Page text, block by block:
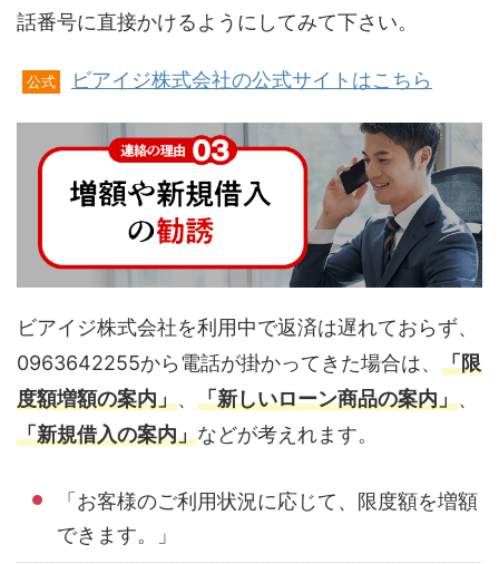
話番号に直接かけるようにしてみて下さい。
公式 ビアイジ株式会社の公式サイトはこちら
ビアイジ株式会社を利用中で返済は遅れておらず、
0963642255から電話が掛かってきた場合は、 「限
度額増額の案内」、 「新しいローン商品の案内」、
「新規借入の案内」などが考えれます。
「お客様のご利用状況に応じて、限度額を増額
できます。」